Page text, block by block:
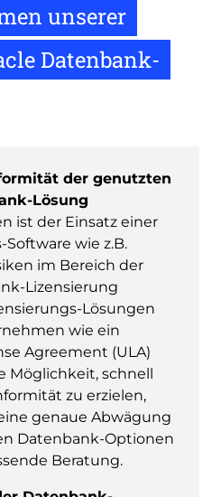
unserer
Datenbank-
der genutzten
Lösung
ist der Einsatz einer
wie z.B.
im Bereich der
Lizensierung
Lösungen
wie ein
Agreement (ULA)
Möglichkeit, schnell
zu erzielen,
genaue Abwägung
Datenbank-Optionen
Beratung.